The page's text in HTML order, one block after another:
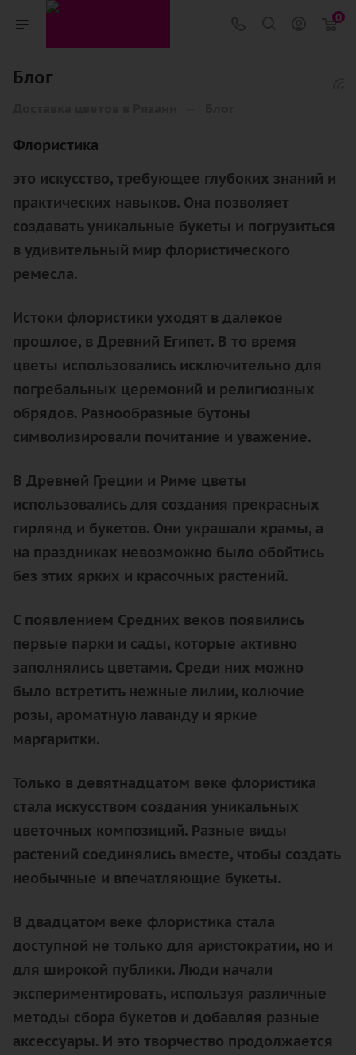
0
Блог
Флористика
это искусство, требующее глубоких знаний и
практических навыков. Она позволяет
создавать уникальные букеты и погрузиться
в удивительный мир флористического
ремесла.
Истоки флористики уходят в далекое
прошлое, в Древний Египет. В то время
цветы использовались исключительно для
погребальных церемоний и религиозных
обрядов. Разнообразные бутоны
символизировали почитание и уважение.
В Древней Греции и Риме цветы
использовались для создания прекрасных
гирлянд и букетов. Они украшали храмы, а
на праздниках невозможно было обойтись
без этих ярких и красочных растений.
С появлением Средних веков появились
первые парки и сады, которые активно
заполнялись цветами. Среди них можно
было встретить нежные лилии, колючие
розы, ароматную лаванду и яркие
маргаритки.
Только в девятнадцатом веке флористика
стала искусством создания уникальных
цветочных композиций. Разные виды
растений соединялись вместе, чтобы создать
необычные и впечатляющие букеты.
В двадцатом веке флористика стала
доступной не только для аристократии, но и
для широкой публики. Люди начали
экспериментировать, используя различные
методы сбора букетов и добавляя разные
аксессуары. И это творчество продолжается